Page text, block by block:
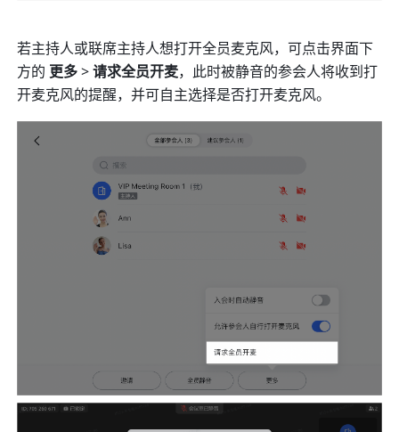
若主持人或联席主持人想打开全员麦克风，可点击界面下
方的 更多 > 请求全员开麦，此时被静音的参会人将收到打
开麦克风的提醒，并可自主选择是否打开麦克风。